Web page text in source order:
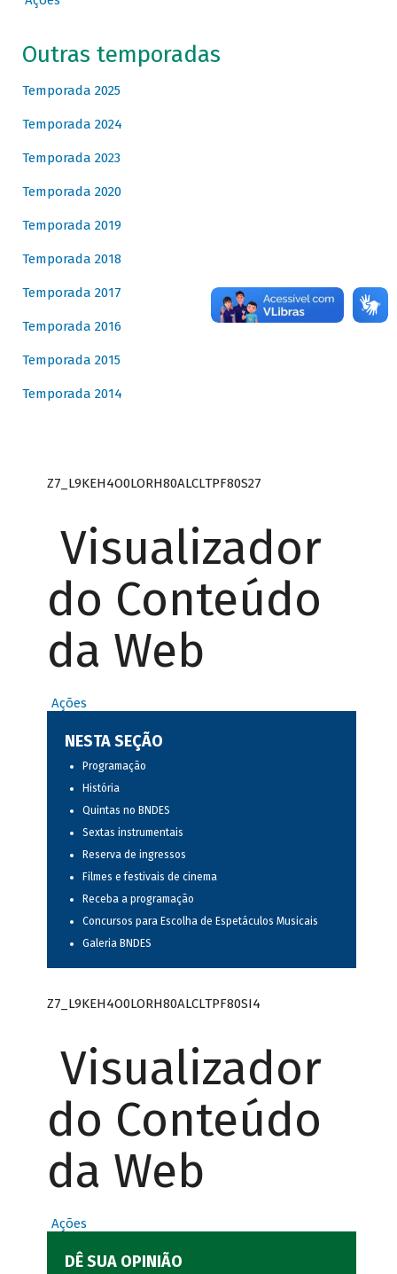
Outras temporadas
Temporada 2025
Temporada 2024
Temporada 2023
Temporada 2020
Temporada 2019
Temporada 2018
Temporada 2017
Temporada 2016
Temporada 2015
Temporada 2014
Z7_L9KEH4O0LORH80ALCLTPF80S27
Visualizador
do Conteúdo
da Web
Ações
NESTA SEÇÃO
Programação
História
Quintas no BNDES
Sextas instrumentais
Reserva de ingressos
Filmes e festivais de cinema
Receba a programação
Concursos para Escolha de Espetáculos Musicais
Galeria BNDES
Z7_L9KEH4O0LORH80ALCLTPF80SI4
Visualizador
do Conteúdo
da Web
Ações
DÊ SUA OPINIÃO